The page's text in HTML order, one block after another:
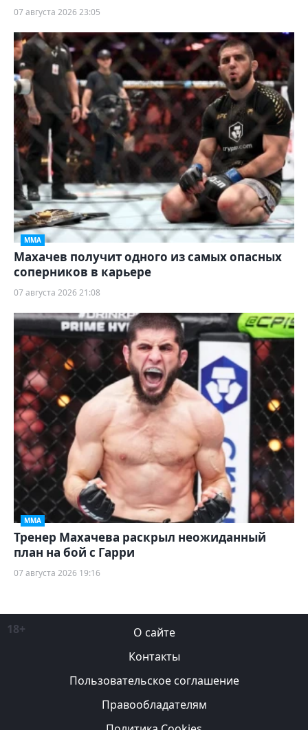
07 августа 2026 23:05
ММА
Махачев получит одного из самых опасных
соперников в карьере
07 августа 2026 21:08
ММА
Тренер Махачева раскрыл неожиданный
план на бой с Гарри
07 августа 2026 19:16
18+
О сайте
Контакты
Пользовательское соглашение
Правообладателям